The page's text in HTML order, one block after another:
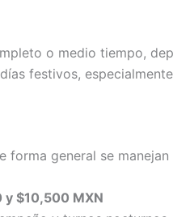
o medio tiempo,
festivos,
forma general se
y $10,500 MXN